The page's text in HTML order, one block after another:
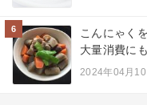
6
こんにゃく
大量消費に
2024年04月10